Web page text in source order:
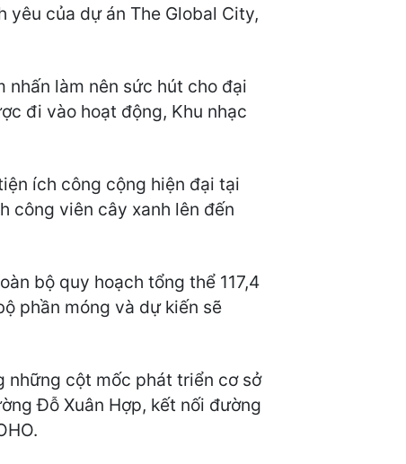
yêu của dự án The Global City,
làm nên sức hút cho đại
đi vào hoạt động, Khu nhạc
ích công cộng hiện đại tại
công viên cây xanh lên đến
bộ quy hoạch tổng thể 117,4
phần móng và dự kiến sẽ
những cột mốc phát triển cơ sở
Đỗ Xuân Hợp, kết nối đường